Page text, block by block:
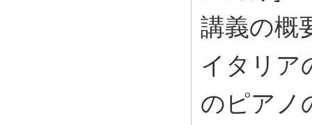
講義の概
イタリア
のピアノ